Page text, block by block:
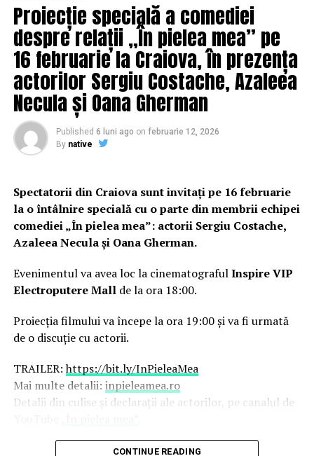
Proiecție specială a comediei
despre relații „În pielea mea” pe
16 februarie la Craiova, în prezența
actorilor Sergiu Costache, Azaleea
Necula și Oana Gherman
Published 6 luni ago on februarie 12, 2026
By native
Spectatorii din Craiova sunt invitați pe 16 februarie
la o întâlnire specială cu o parte din membrii echipei
comediei „În pielea mea”: actorii Sergiu Costache,
Azaleea Necula și Oana Gherman.
Evenimentul va avea loc la cinematografulInspire VIP
Electroputere Mall de la ora 18:00.
Proiecția filmului va începe la ora 19:00 și va fi urmată
de o discuție cu actorii.
TRAILER:https://bit.ly/InPieleaMea
Mai multe detalii: inpieleamea.ro
Detalii din culise și declarații ale actorilor, pe canalul de
Reprezentativă pentru modul în care majoritatea
CONTINUE READING